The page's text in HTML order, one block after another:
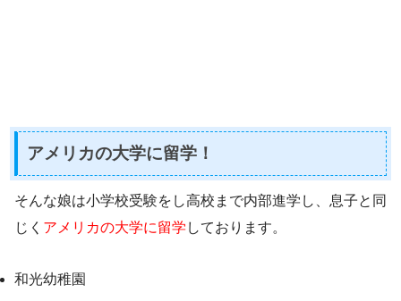
アメリカの大学に留学！
そんな娘は小学校受験をし高校まで内部進学し、息子と同
じく アメリカの大学に留学 しております。
和光幼稚園